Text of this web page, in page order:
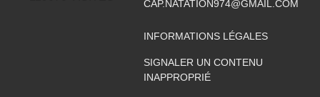
CAP.NATATION974@GMAIL.COM
INFORMATIONS LÉGALES
SIGNALER UN CONTENU
INAPPROPRIÉ